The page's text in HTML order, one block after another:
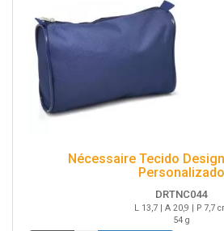
Nécessaire Tecido
Personalizado
DRTNC044
L 13,7 | A 20,9 | P 7,7
54 g